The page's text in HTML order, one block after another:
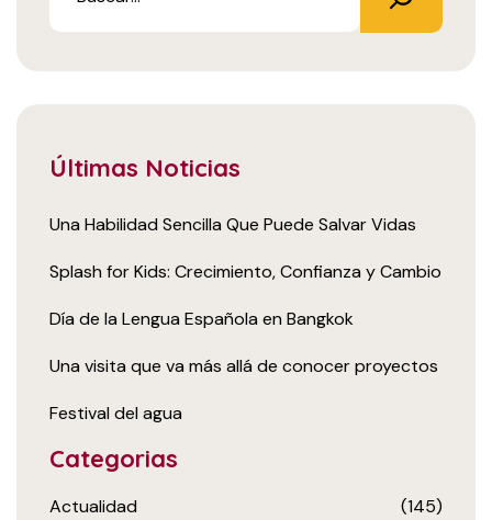
Últimas Noticias
Una Habilidad Sencilla Que Puede Salvar Vidas
Splash for Kids: Crecimiento, Confianza y Cambio
Día de la Lengua Española en Bangkok
Una visita que va más allá de conocer proyectos
Festival del agua
Categorias
Actualidad (145)